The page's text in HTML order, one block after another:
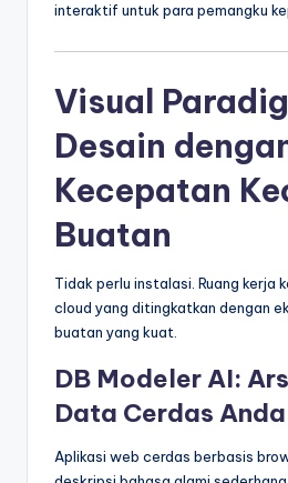
interaktif untuk para pemangku
Visual
Desain
Kecepatan
Buatan
Tidak perlu instalasi. Ruang kerja
cloud yang ditingkatkan dengan
buatan yang kuat.
DB Modeler AI:
Data Cerdas Anda
Aplikasi web cerdas berbasis